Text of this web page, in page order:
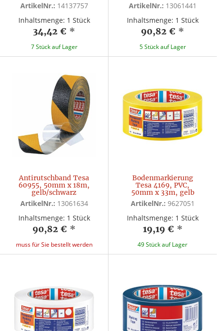
ArtikelNr.: 14137757
Inhaltsmenge: 1 Stück
34,42 € *
7 Stück auf Lager
ArtikelNr.: 13061441
Inhaltsmenge: 1 Stück
90,82 € *
5 Stück auf Lager
Antirutschband Tesa
60955, 50mm x 18m,
gelb/schwarz
ArtikelNr.: 13061634
Inhaltsmenge: 1 Stück
90,82 € *
muss für Sie bestellt werden
Bodenmarkierung
Tesa 4169, PVC,
50mm x 33m, gelb
ArtikelNr.: 9627051
Inhaltsmenge: 1 Stück
19,19 € *
49 Stück auf Lager